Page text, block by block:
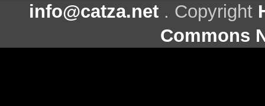
info@catza.net . Copyright
Commons